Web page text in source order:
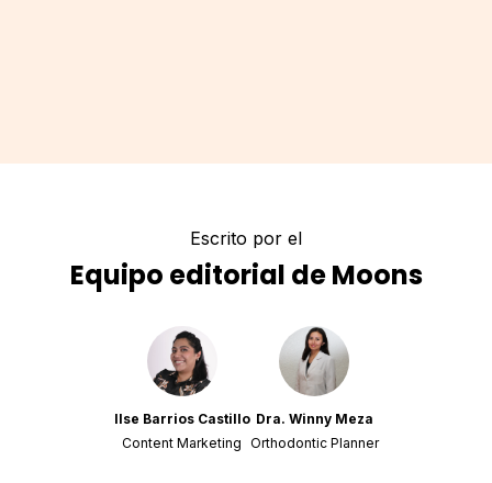
Escrito por el
Equipo editorial de Moons
Ilse Barrios Castillo
Content Marketing
Dra. Winny Meza
Orthodontic Planner